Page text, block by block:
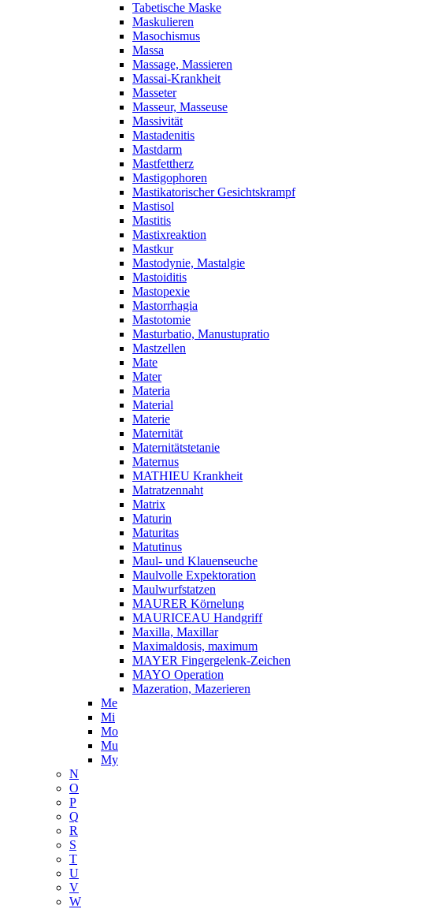
Tabetische Maske
Maskulieren
Masochismus
Massa
Massage, Massieren
Massai-Krankheit
Masseter
Masseur, Masseuse
Massivität
Mastadenitis
Mastdarm
Mastfettherz
Mastigophoren
Mastikatorischer Gesichtskrampf
Mastisol
Mastitis
Mastixreaktion
Mastkur
Mastodynie, Mastalgie
Mastoiditis
Mastopexie
Mastorrhagia
Mastotomie
Masturbatio, Manustupratio
Mastzellen
Mate
Mater
Materia
Material
Materie
Maternität
Maternitätstetanie
Maternus
MATHIEU Krankheit
Matratzennaht
Matrix
Maturin
Maturitas
Matutinus
Maul- und Klauenseuche
Maulvolle Expektoration
Maulwurfstatzen
MAURER Körnelung
MAURICEAU Handgriff
Maxilla, Maxillar
Maximaldosis, maximum
MAYER Fingergelenk-Zeichen
MAYO Operation
Mazeration, Mazerieren
Me
Mi
Mo
Mu
My
N
O
P
Q
R
S
T
U
V
W